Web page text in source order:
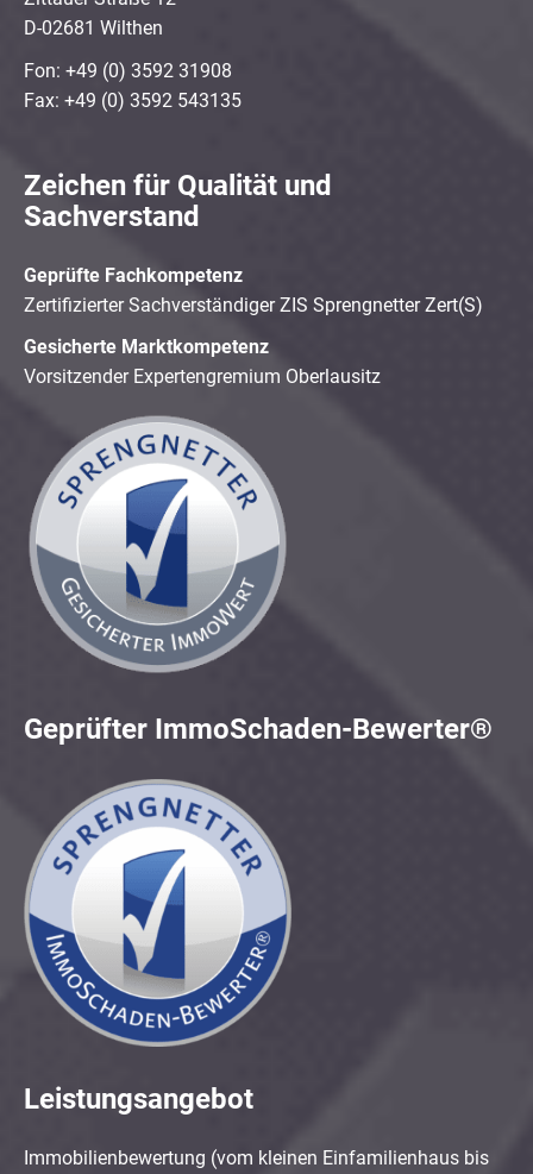
D-02681 Wilthen
Fon: +49 (0) 3592 31908
Fax: +49 (0) 3592 543135
Zeichen für Qualität und
Sachverstand
Geprüfte Fachkompetenz
Zertifizierter Sachverständiger ZIS Sprengnetter Zert(S)
Gesicherte Marktkompetenz
Vorsitzender Expertengremium Oberlausitz
Geprüfter ImmoSchaden-Bewerter®
Leistungsangebot
Immobilienbewertung (vom kleinen Einfamilienhaus bis